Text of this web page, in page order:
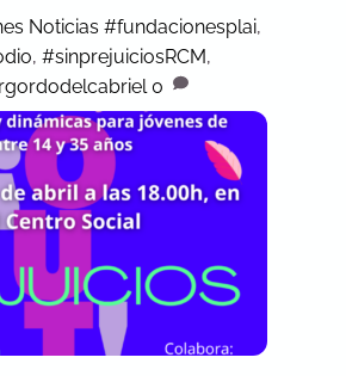
Noticias #fundacionesplai,
,#sinprejuiciosRCM,
0